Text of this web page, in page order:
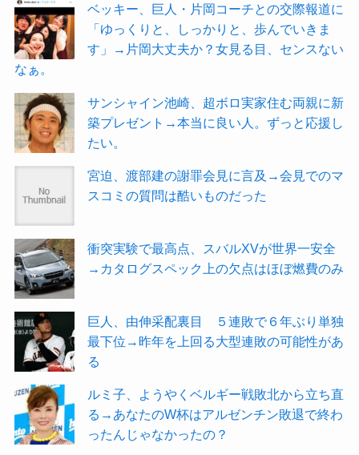
ベッキー、巨人・片岡コーチとの交際報道に
「ゆっくりと、しっかりと、歩んでいきま
す」→片岡大丈夫か？女見る目、センスない
なぁ。
サンシャイン池崎、超ボロ実家住む両親に新
築プレゼント→本当に良い人。ずっと応援し
たい。
宮迫、渡部建の謝罪会見に言及→会見でのマ
スコミの質問は酷いものだった
衝突実験で最高点、スバルXVが世界一安全
→カタログスペック上の欠点はほぼ燃費のみ
巨人、由伸采配裏目 ５連敗で６年ぶり単独
最下位→昨年を上回る大型連敗の可能性があ
る
ルミ子、ようやくベルギー戦敗北から立ち直
る→あなたのW杯はアルゼンチン敗退で終わ
ったんじゃなかったの？